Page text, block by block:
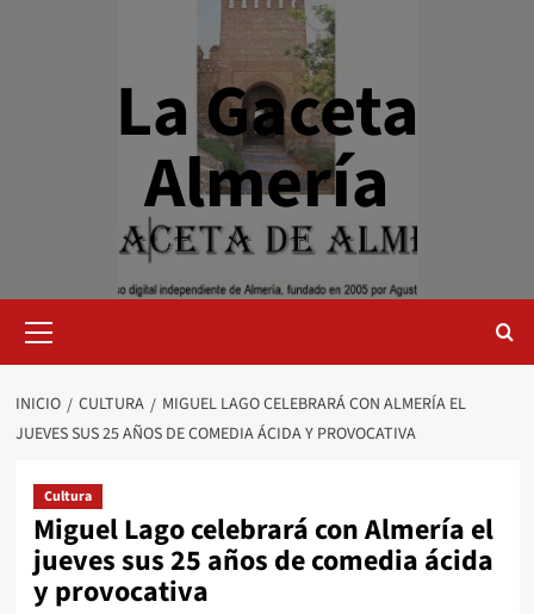
La Gaceta
Almería
primario
INICIO CULTURA
MIGUEL LAGO CELEBRARÁ CON ALMERÍA EL
JUEVES SUS 25 AÑOS DE COMEDIA ÁCIDA Y PROVOCATIVA
Cultura
Miguel Lago celebrará con Almería el
jueves sus 25 años de comedia ácida
y provocativa